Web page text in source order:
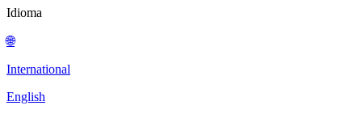
Idioma
🌐
International
English